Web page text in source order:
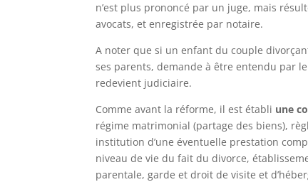
n’est plus prononcé par un juge, mais
avocats, et enregistrée par notaire.
A noter que si un enfant du couple
ses parents, demande à être entendu par
redevient judiciaire.
Comme avant la réforme, il est établi une
régime matrimonial (partage des biens),
institution d’une éventuelle prestation
niveau de vie du fait du divorce,
parentale, garde et droit de visite et